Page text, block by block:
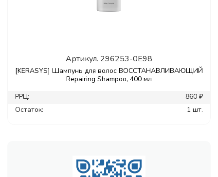
Артикул. 296253-0E98
[KERASYS] Шампунь для волос ВОССТАНАВЛИВАЮЩИЙ
Repairing Shampoo, 400 мл
РРЦ:
860 ₽
Остаток:
1 шт.